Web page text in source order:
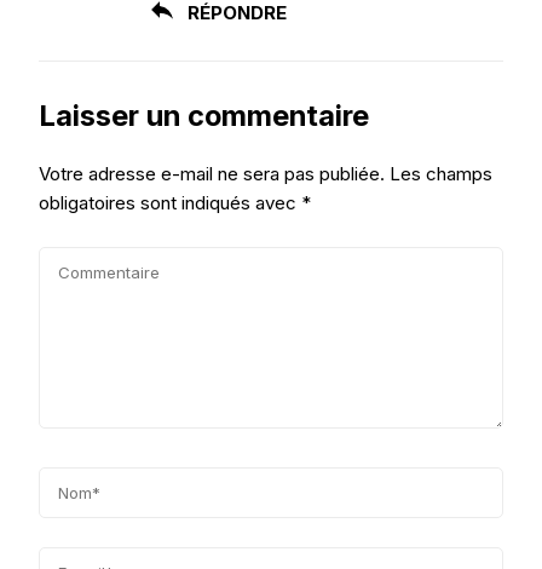
RÉPONDRE
Laisser un commentaire
Votre adresse e-mail ne sera pas publiée. Les champs
obligatoires sont indiqués avec *